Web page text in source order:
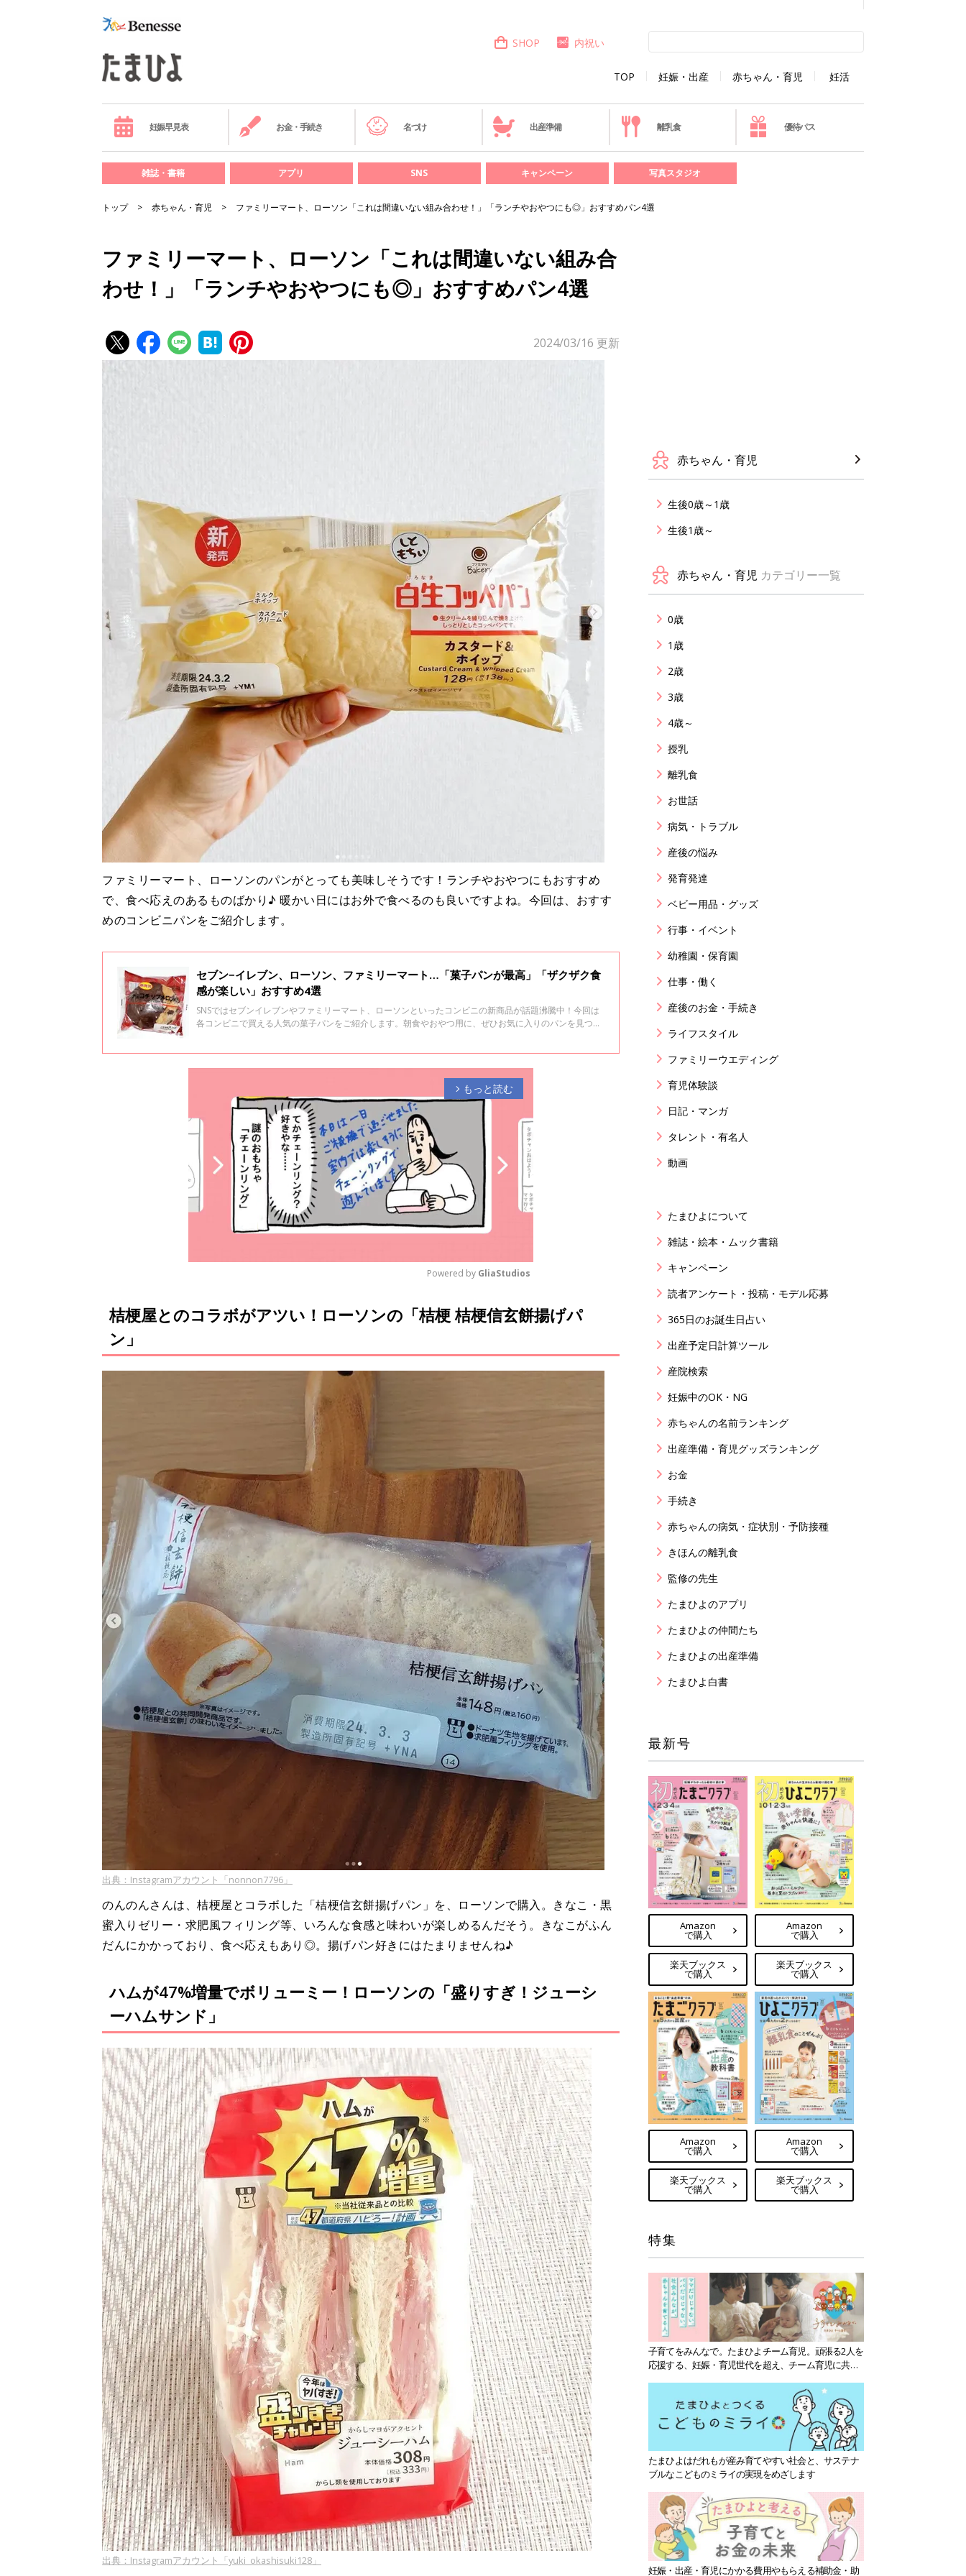
TOP 妊娠・出産 赤ちゃん・育児 妊活
SHOP 内祝い
妊娠早見表 お金・手続き 名づけ 出産準備 離乳食 優待パス
雑誌・書籍 アプリ SNS キャンペーン 写真スタジオ
トップ 赤ちゃん・育児 ファミリーマート、ローソン「これは間違いない組み合わせ！」「ランチやおやつにも◎」おすすめパン4選
ファミリーマート、ローソン「これは間違いない組み合
わせ！」「ランチやおやつにも◎」おすすめパン4選
2024/03/16 更新
ファミリーマート、ローソンのパンがとっても美味しそうです！ランチやおやつにもおすすめ
で、食べ応えのあるものばかり♪ 暖かい日にはお外で食べるのも良いですよね。今回は、おすす
めのコンビニパンをご紹介します。
セブン−イレブン、ローソン、ファミリーマート…「菓子パンが最高」「ザクザク食
感が楽しい」おすすめ4選
SNSではセブンイレブンやファミリーマート、ローソンといったコンビニの新商品が話題沸騰中！今回は
各コンビニで買える人気の菓子パンをご紹介します。朝食やおやつ用に、ぜひお気に入りのパンを見つけ
arrow_forward_ios もっと読む
M
t
e
Powered by GliaStudios
桔梗屋とのコラボがアツい！ローソンの「桔梗 桔梗信玄餅揚げパ
ン」
出典：Instagramアカウント「nonnon7796」
のんのんさんは、桔梗屋とコラボした「桔梗信玄餅揚げパン」を、ローソンで購入。きなこ・黒
蜜入りゼリー・求肥風フィリング等、いろんな食感と味わいが楽しめるんだそう。きなこがふん
だんにかかっており、食べ応えもあり◎。揚げパン好きにはたまりませんね♪
ハムが47%増量でボリューミー！ローソンの「盛りすぎ！ジューシ
ーハムサンド」
出典：Instagramアカウント「yuki_okashisuki128」
赤ちゃん・育児
生後0歳～1歳
生後1歳～
赤ちゃん・育児 カテゴリー一覧
0歳
1歳
2歳
3歳
4歳～
授乳
離乳食
お世話
病気・トラブル
産後の悩み
発育発達
ベビー用品・グッズ
行事・イベント
幼稚園・保育園
仕事・働く
産後のお金・手続き
ライフスタイル
ファミリーウエディング
育児体験談
日記・マンガ
タレント・有名人
動画
たまひよについて
雑誌・絵本・ムック書籍
キャンペーン
読者アンケート・投稿・モデル応募
365日のお誕生日占い
出産予定日計算ツール
産院検索
妊娠中のOK・NG
赤ちゃんの名前ランキング
出産準備・育児グッズランキング
お金
手続き
赤ちゃんの病気・症状別・予防接種
きほんの離乳食
監修の先生
たまひよのアプリ
たまひよの仲間たち
たまひよの出産準備
たまひよ白書
最新号
Amazon
で購入
楽天ブックス
で購入
Amazon
で購入
楽天ブックス
で購入
Amazon
で購入
楽天ブックス
で購入
Amazon
で購入
楽天ブックス
で購入
特集
子育てをみんなで。たまひよチーム育児。頑張る2人を
応援する、妊娠・育児世代を超え、チーム育児に共感
たまひよはだれもが産み育てやすい社会と、サステナ
ブルなこどものミライの実現をめざします
妊娠・出産・育児にかかる費用やもらえる補助金・助